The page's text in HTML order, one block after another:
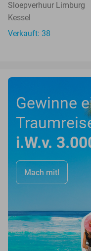
Sloepverhuur Limburg
Kessel
Verkauft: 38
Gewinne
i.W.v.
Mach mit!